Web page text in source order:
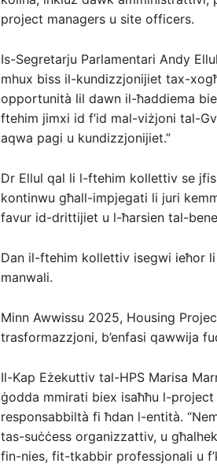
project managers u site officers.
Is-Segretarju Parlamentari Andy
mhux biss il-kundizzjonijiet tax-
opportunità lil dawn il-ħaddiema
ftehim jimxi id f’id mal-viżjoni tal-
aqwa pagi u kundizzjonijiet.”
Dr Ellul qal li l-ftehim kollettiv se
kontinwu għall-impjegati li juri
favur id-drittijiet u l-ħarsien tal-
Dan il-ftehim kollettiv isegwi ieħor
manwali.
Minn Awwissu 2025, Housing
trasformazzjoni, b’enfasi qawwija
Il-Kap Eżekuttiv tal-HPS Marisa
ġodda mmirati biex isaħħu l-
responsabbiltà fi ħdan l-entità.
tas-suċċess organizzattiv, u
fin-nies, fit-tkabbir professjonali u